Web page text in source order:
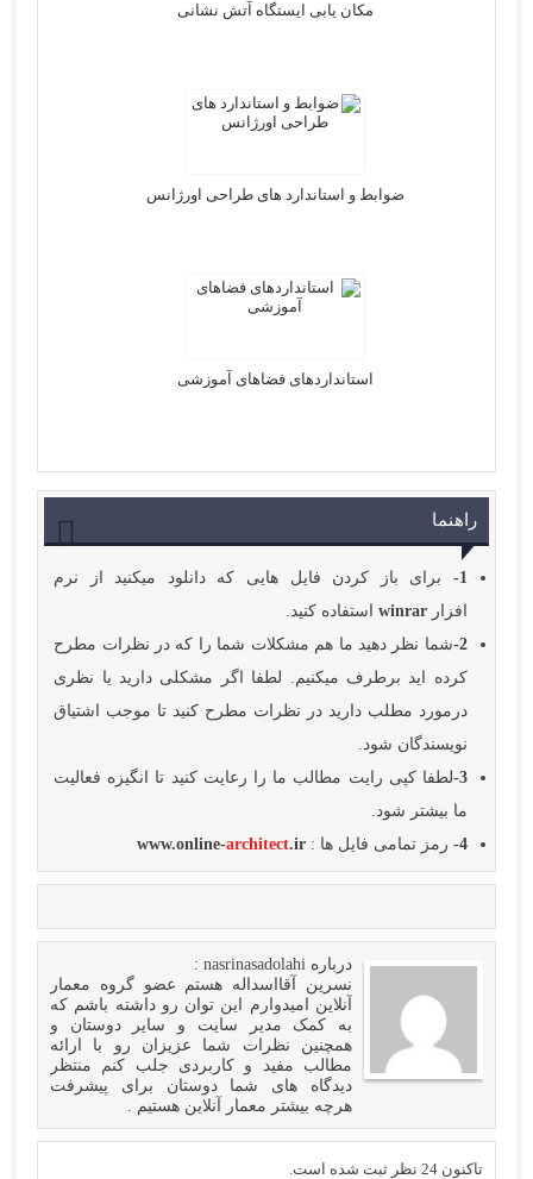
مکان یابی ایستگاه آتش نشانی
ضوابط و استاندارد های طراحی اورژانس
استانداردهای فضاهای آموزشی
راهنما
1-
برای باز کردن فایل هایی که دانلود میکنید از نرم
افزارwinrar استفاده کنید.
2- شما نظر دهید ما هم مشکلات شما را که در نظرات مطرح
کرده اید برطرف میکنیم. لطفا اگر مشکلی دارید یا نظری
درمورد مطلب دارید در نظرات مطرح کنید تا موجب اشتیاق
نویسندگان شود.
3- لطفا کپی رایت مطالب ما را رعایت کنید تا انگیزه فعالیت
ما بیشتر شود.
4-
رمز تمامی فایل ها : www.online-architect.ir
دربارهnasrinasadolahi
:
نسرین آقااسداله هستم عضو گروه معمار
آنلاین امیدوارم این توان رو داشته باشم که
به کمک مدیر سایت و سایر دوستان و
همچنین نظرات شما عزیزان رو با ارائه
مطالب مفید و کاربردی جلب کنم منتظر
دیدگاه های شما دوستان برای پیشرفت
هرچه بیشتر معمار آنلاین هستیم .
تاکنون 24 نظر ثبت شده است.